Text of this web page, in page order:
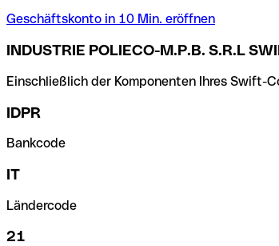
Geschäftskonto in 10 Min. eröffnen
INDUSTRIE POLIECO-M.P.B. S.R.L
Einschließlich der Komponenten Ihres Swift-
IDPR
Bankcode
IT
Ländercode
21